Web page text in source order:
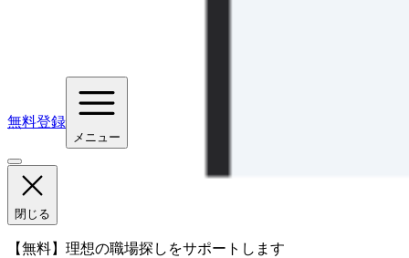
無料登録
メニュー
閉じる
【無料】理想の職場探しをサポートします